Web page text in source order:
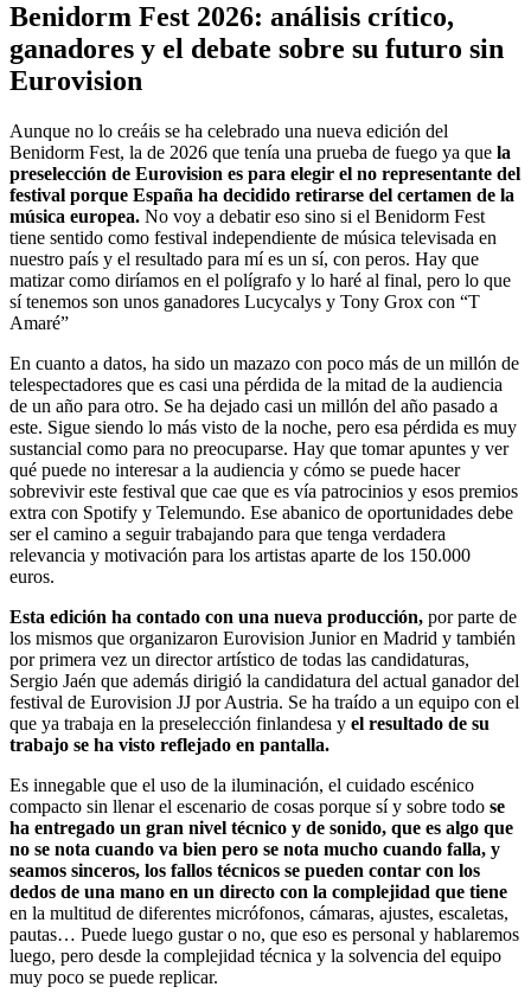
Benidorm Fest 2026: análisis crítico,
ganadores y el debate sobre su futuro sin
Eurovision
Aunque no lo creáis se ha celebrado una nueva edición del
Benidorm Fest, la de 2026 que tenía una prueba de fuego ya que la
preselección de Eurovision es para elegir el no representante del
festival porque España ha decidido retirarse del certamen de la
música europea. No voy a debatir eso sino si el Benidorm Fest
tiene sentido como festival independiente de música televisada en
nuestro país y el resultado para mí es un sí, con peros. Hay que
matizar como diríamos en el polígrafo y lo haré al final, pero lo que
sí tenemos son unos ganadores Lucycalys y Tony Grox con “T
Amaré”
En cuanto a datos, ha sido un mazazo con poco más de un millón de
telespectadores que es casi una pérdida de la mitad de la audiencia
de un año para otro. Se ha dejado casi un millón del año pasado a
este. Sigue siendo lo más visto de la noche, pero esa pérdida es muy
sustancial como para no preocuparse. Hay que tomar apuntes y ver
qué puede no interesar a la audiencia y cómo se puede hacer
sobrevivir este festival que cae que es vía patrocinios y esos premios
extra con Spotify y Telemundo. Ese abanico de oportunidades debe
ser el camino a seguir trabajando para que tenga verdadera
relevancia y motivación para los artistas aparte de los 150.000
euros.
Esta edición ha contado con una nueva producción, por parte de
los mismos que organizaron Eurovision Junior en Madrid y también
por primera vez un director artístico de todas las candidaturas,
Sergio Jaén que además dirigió la candidatura del actual ganador del
festival de Eurovision JJ por Austria. Se ha traído a un equipo con el
que ya trabaja en la preselección finlandesa y el resultado de su
trabajo se ha visto reflejado en pantalla.
Es innegable que el uso de la iluminación, el cuidado escénico
compacto sin llenar el escenario de cosas porque sí y sobre todo se
ha entregado un gran nivel técnico y de sonido, que es algo que
no se nota cuando va bien pero se nota mucho cuando falla, y
seamos sinceros, los fallos técnicos se pueden contar con los
dedos de una mano en un directo con la complejidad que tiene
en la multitud de diferentes micrófonos, cámaras, ajustes, escaletas,
pautas… Puede luego gustar o no, que eso es personal y hablaremos
luego, pero desde la complejidad técnica y la solvencia del equipo
muy poco se puede replicar.